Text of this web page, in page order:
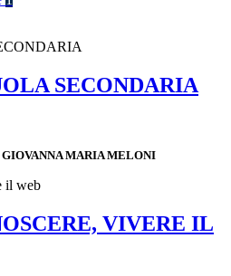
SECONDARIA
GIOVANNA MARIA MELONI
VIVERE IL